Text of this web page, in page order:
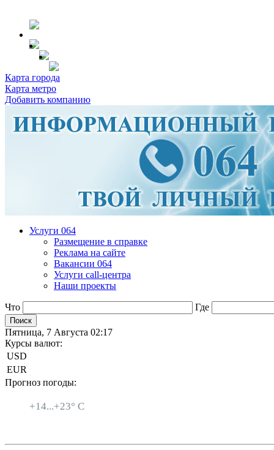
Карта города
Карта метро
Добавить компанию
Услуги 064
Размещение в справке
Реклама на сайте
Вакансии 064
Услуги call-центра
Наши проекты
Что Где
Пятница, 7 Августа 02:17
Курсы валют:
USD
EUR
Прогноз погоды:
+14...+23° C